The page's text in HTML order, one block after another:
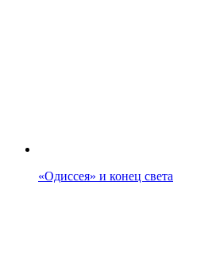
«Одиссея» и конец света